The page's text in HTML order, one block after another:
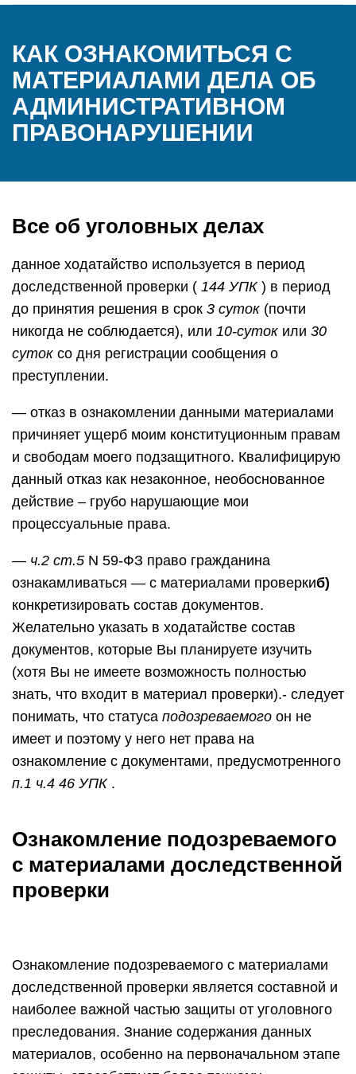
КАК ОЗНАКОМИТЬСЯ С
МАТЕРИАЛАМИ ДЕЛА ОБ
АДМИНИСТРАТИВНОМ
ПРАВОНАРУШЕНИИ
Все об уголовных делах
данное ходатайство используется в период
доследственной проверки ( 144 УПК ) в период
до принятия решения в срок 3 суток (почти
никогда не соблюдается), или 10-суток или 30
суток со дня регистрации сообщения о
преступлении.
— отказ в ознакомлении данными материалами
причиняет ущерб моим конституционным правам
и свободам моего подзащитного. Квалифицирую
данный отказ как незаконное, необоснованное
действие – грубо нарушающие мои
процессуальные права.
— ч.2 ст.5 N 59-ФЗ право гражданина
ознакамливаться — с материалами проверкиб)
конкретизировать состав документов.
Желательно указать в ходатайстве состав
документов, которые Вы планируете изучить
(хотя Вы не имеете возможность полностью
знать, что входит в материал проверки).- следует
понимать, что статуса подозреваемого он не
имеет и поэтому у него нет права на
ознакомление с документами, предусмотренного
п.1 ч.4 46 УПК .
Ознакомление подозреваемого
с материалами доследственной
проверки
Ознакомление подозреваемого с материалами
доследственной проверки является составной и
наиболее важной частью защиты от уголовного
преследования. Знание содержания данных
материалов, особенно на первоначальном этапе